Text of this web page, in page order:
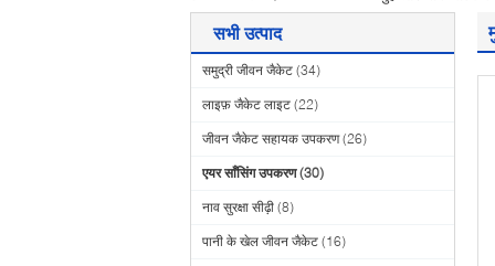
सभी उत्पाद
समुद्री जीवन जैकेट (34)
लाइफ़ जैकेट लाइट (22)
जीवन जैकेट सहायक उपकरण (26)
एयर साँसिंग उपकरण (30)
नाव सुरक्षा सीढ़ी (8)
पानी के खेल जीवन जैकेट (16)